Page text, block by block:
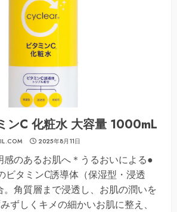
ンC 化粧水 大容量 1000mL
2025年8月11日
感のあるお肌へ＊うるおいによる●
ビタミンC誘導体（保湿型・浸透
。角質層まで浸透し、お肌の潤いを
ずしくキメの細かいお肌に整え、